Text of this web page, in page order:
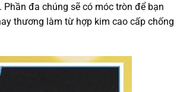
đa chúng sẽ có móc tròn để bạn
thương làm từ hợp kim cao cấp chống